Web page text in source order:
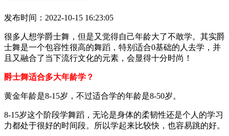
发布时间：2022-10-15 16:23:05
很多人想学爵士舞，但是又觉得自己年龄大了不敢学。其实爵
士舞是一个包容性很高的舞蹈，特别适合0基础的人去学，并
且又融合了当下流行文化的元素，会显得十分时尚！
爵士舞适合多大年龄学？
黄金年龄是8-15岁，不过适合学的年龄是8-50岁。
8-15岁这个阶段学舞蹈，无论是身体的柔韧性还是个人的学习
力都处于很好的时间段。所以学起来比较快，也容易跳的好。